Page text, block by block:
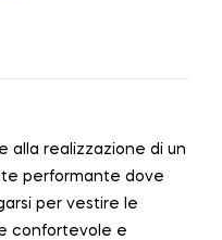
alla realizzazione di un
performante dove
per vestire le
confortevole e